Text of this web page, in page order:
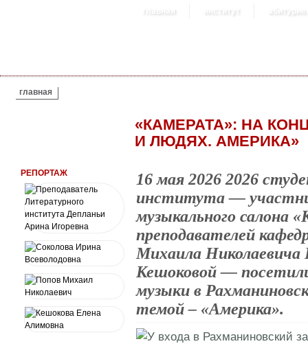
главная институт
ВЫ ЗДЕСЬ
главная
«КАМЕРАТА»: НА
И ЛЮДЯХ. АМЕРИКА»
РЕПОРТАЖ
16 мая 2026 2026
института —
музыкального салона
преподавателей
Михаила
Кешоковой —
музыки в
темой – «Америка».